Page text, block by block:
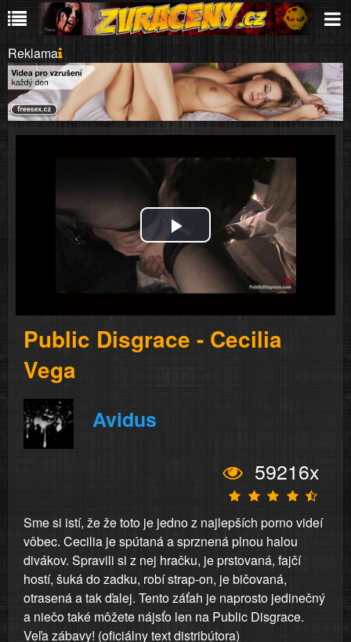
Reklama
Play
Video
Public Disgrace - Cecilia
Vega
Avidus
59216x
Sme si istí, že že toto je jedno z najlepších porno videí
vôbec. Cecilia je spútaná a sprznená plnou halou
divákov. Spravili si z nej hračku, je prstovaná, fajčí
hostí, šuká do zadku, robí strap-on, je bičovaná,
otrasená a tak ďalej. Tento záťah je naprosto jedinečný
a niečo také môžete nájsťo len na Public Disgrace.
Veľa zábavy! (oficiálny text distribútora)